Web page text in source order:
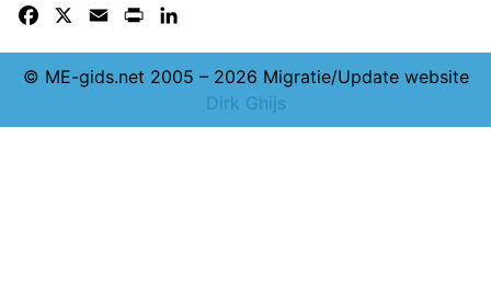
Facebook Email Print
© ME-gids.net 2005 – 2026 Migratie/Update website
Dirk Ghijs